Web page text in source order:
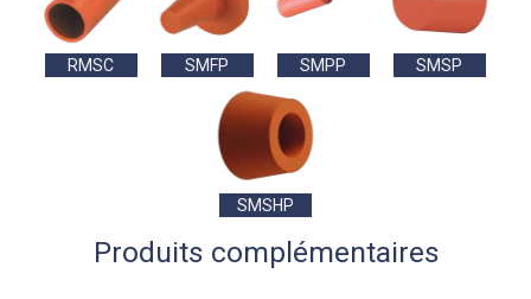
RMSC SMFP SMPP SMSP
SMSHP
Produits complémentaires